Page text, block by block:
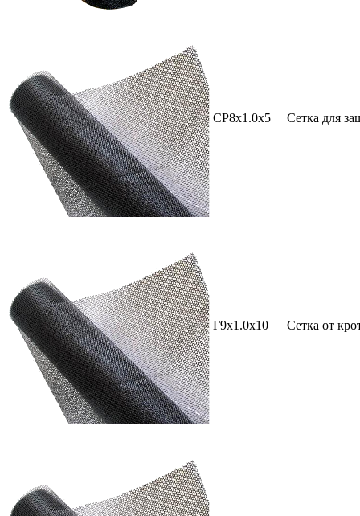
СР8х1.0х5 Сетка для
Г9х1.0х10 Сетка от